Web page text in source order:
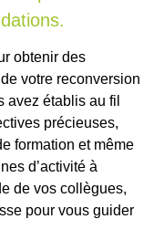
obtenir des
votre reconversion
avez établis au fil
précieuses,
formation et même
d’activité à
de vos collègues,
pour vous guider